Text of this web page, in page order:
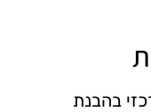
בהבנת